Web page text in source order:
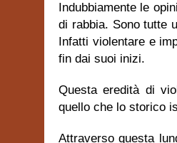
Indubbiamente le
di rabbia. Sono tutte
Infatti violentare e
fin dai suoi inizi.
Questa eredità di
quello che lo storico
Attraverso questa